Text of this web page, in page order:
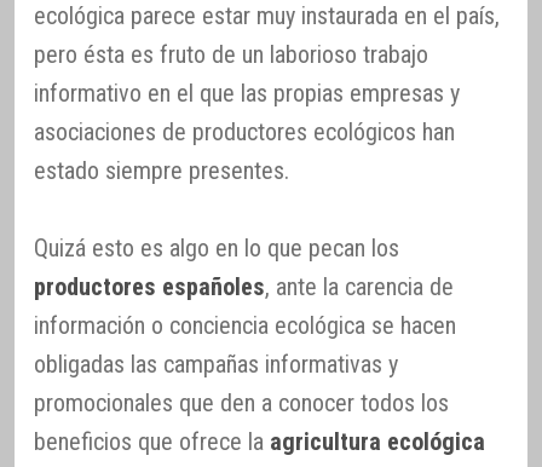
ecológica parece estar muy instaurada en el país,
pero ésta es fruto de un laborioso trabajo
informativo en el que las propias empresas y
asociaciones de productores ecológicos han
estado siempre presentes.
Quizá esto es algo en lo que pecan los
productores españoles, ante la carencia de
información o conciencia ecológica se hacen
obligadas las campañas informativas y
promocionales que den a conocer todos los
beneficios que ofrece la agricultura ecológica